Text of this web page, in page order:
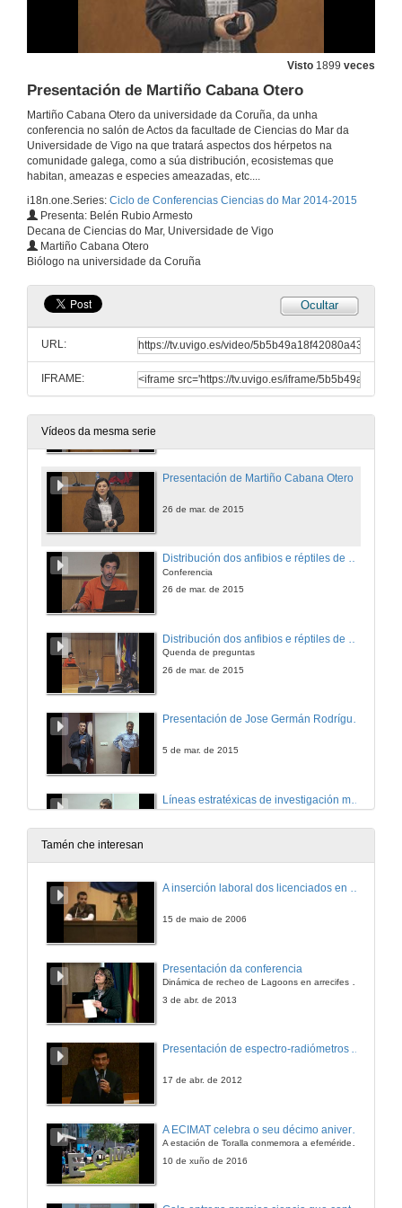
Visto 1899 veces
Presentación de Martiño Cabana Otero
Martiño Cabana Otero da universidade da Coruña, da unha
conferencia no salón de Actos da facultade de Ciencias do Mar da
Universidade de Vigo na que tratará aspectos dos hérpetos na
comunidade galega, como a súa distribución, ecosistemas que
habitan, ameazas e especies ameazadas, etc....
i18n.one.Series: Ciclo de Conferencias Ciencias do Mar 2014-2015
Presenta: Belén Rubio Armesto
Decana de Ciencias do Mar, Universidade de Vigo
Martiño Cabana Otero
Biólogo na universidade da Coruña
Ocultar
URL:
IFRAME:
Vídeos da mesma serie
23 de abr. de 2015
9 de abr. de 2015
Os anfibios, problemática e conservación
9 de abr. de 2015
Rolda de preguntas. Os anfibios, problemática e conservación
Presentación de Martiño Cabana Otero
26 de mar. de 2015
Distribución dos anfibios e réptiles de Galicia
Conferencia
26 de mar. de 2015
Quenda de preguntas
26 de mar. de 2015
Presentación de Jose Germán Rodríguez
5 de mar. de 2015
5 de mar. de 2015
Tamén che interesan
A inserción laboral dos licenciados en Ciencias do Mar: a carreira investigadora
15 de maio de 2006
Presentación da conferencia
Dinámica de recheo de Lagoons en arrecifes de coral
3 de abr. de 2013
Presentación de espectro-radiómetros ASD
17 de abr. de 2012
A estación de Toralla conmemora a efeméride asinando un convenio coa Universidad del País Vasco
10 de xuño de 2016